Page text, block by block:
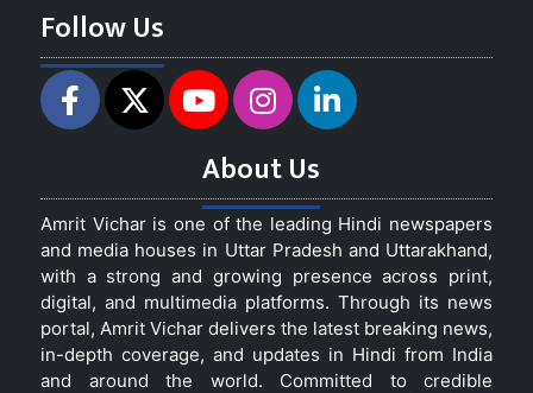
Follow Us
About Us
Amrit Vichar is one of the leading Hindi newspapers
and media houses in Uttar Pradesh and Uttarakhand,
with a strong and growing presence across print,
digital, and multimedia platforms. Through its news
portal, Amrit Vichar delivers the latest breaking news,
in-depth coverage, and updates in Hindi from India
and around the world. Committed to credible